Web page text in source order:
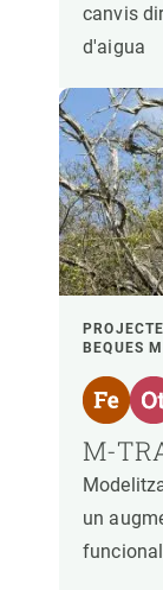
canvis
d'aigua
BEQUES
M-
un